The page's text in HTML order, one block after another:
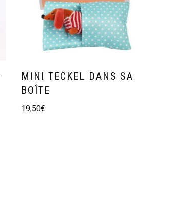
MINI TECKEL DANS SA
BOÎTE
19,50€